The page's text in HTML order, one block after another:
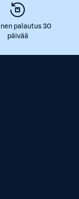
palautus 30
päivää